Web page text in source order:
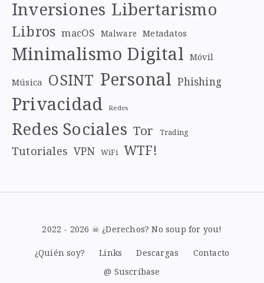
Inversiones Libertarismo
Libros macOS Malware Metadatos
Minimalismo Digital Móvil
Música OSINT Personal Phishing
Privacidad Redes
Redes Sociales Tor Trading
Tutoriales VPN WiFi WTF!
2022 - 2026 ☠ ¿Derechos? No soup for you!
¿Quién soy? Links Descargas
Contacto
@ Suscríbase